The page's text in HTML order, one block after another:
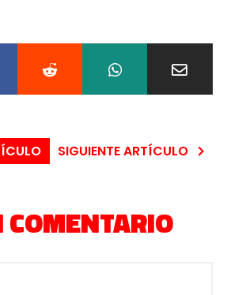
SIGUIENTE ARTÍCULO
COMENTARIO